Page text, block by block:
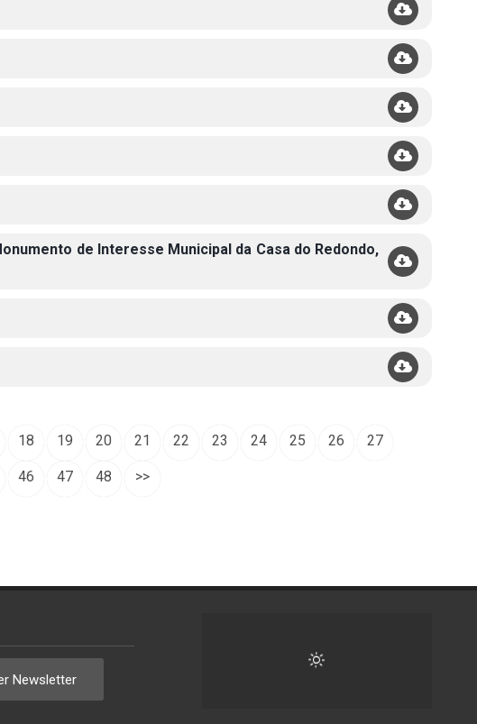
de Interesse Municipal da Casa do Redondo,
18 19 20 21 22 23 24 25 26 27
46 47 48 >>
Newsletter